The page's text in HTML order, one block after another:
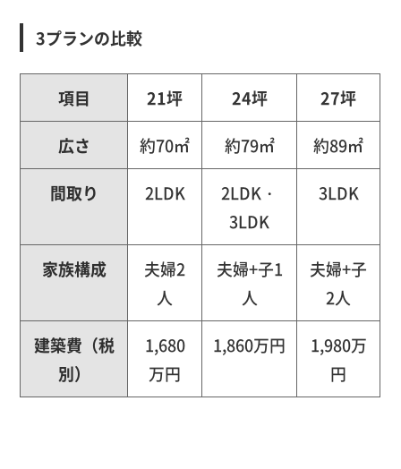
3プランの比較
項目 21坪 24坪 27坪
広さ 約70㎡ 約79㎡ 約89㎡
間取り 2LDK
2LDK・
3LDK
3LDK
家族構成
夫婦2
人
夫婦+子1
人
夫婦+子
2人
建築費（税
別）
1,680
万円
1,860万円
1,980万
円